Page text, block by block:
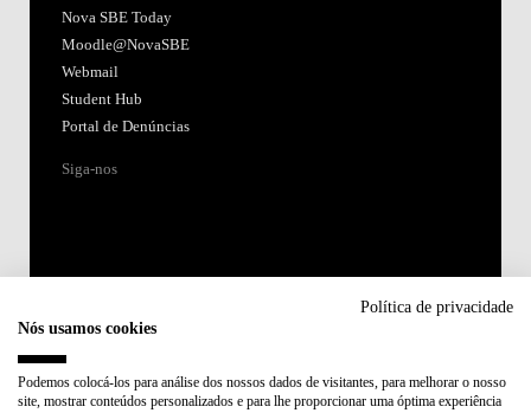
Nova SBE Today
Moodle@NovaSBE
Webmail
Student Hub
Portal de Denúncias
Siga-nos
Membro de:
Política de privacidade
Nós usamos cookies
Podemos colocá-los para análise dos nossos dados de visitantes, para melhorar o nosso
site, mostrar conteúdos personalizados e para lhe proporcionar uma óptima experiência